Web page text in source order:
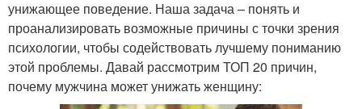
унижающее поведение. Наша задача – понять и
проанализировать возможные причины с точки зрения
психологии, чтобы содействовать лучшему пониманию
этой проблемы. Давай рассмотрим ТОП 20 причин,
почему мужчина может унижать женщину: